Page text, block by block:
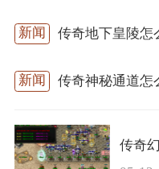
传奇地下皇陵怎
传奇神秘通道怎
传奇